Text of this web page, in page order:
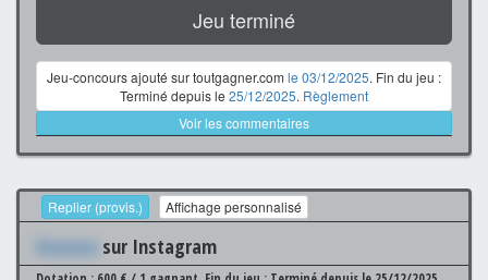
Jeu terminé
Jeu-concours ajouté sur toutgagner.com le 03/12/2025. Fin du jeu :
Terminé depuis le 25/12/2025. Règlement
Voir les commentaires
Replier (provis.) Affichage personnalisé
Xxxxxxx sur Instagram